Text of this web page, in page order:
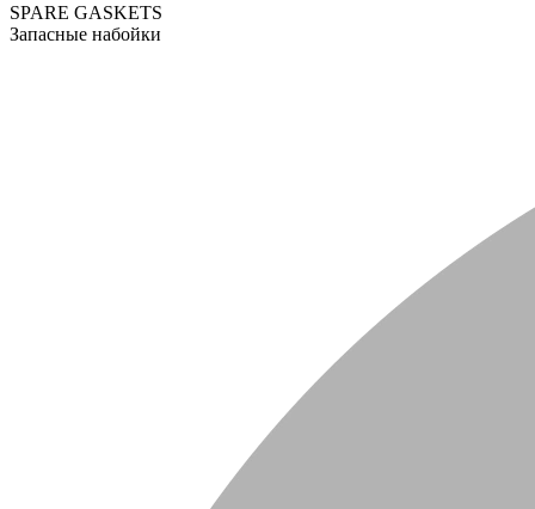
SPARE GASKETS
Запасные набойки